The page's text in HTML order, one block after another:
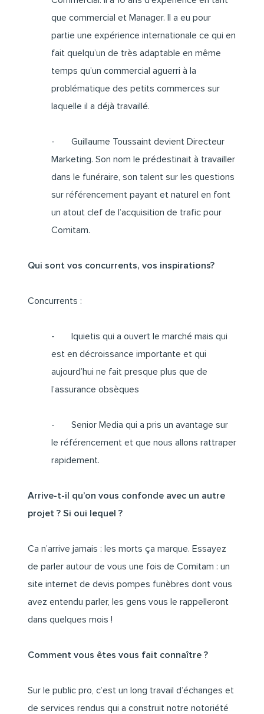
que commercial et Manager. Il a eu pour
partie une expérience internationale ce qui en
fait quelqu’un de très adaptable en même
temps qu’un commercial aguerri à la
problématique des petits commerces sur
laquelle il a déjà travaillé.
- Guillaume Toussaint devient Directeur
Marketing. Son nom le prédestinait à travailler
dans le funéraire, son talent sur les questions
sur référencement payant et naturel en font
un atout clef de l’acquisition de trafic pour
Comitam.
Qui sont vos concurrents, vos inspirations?
Concurrents :
- Iquietis qui a ouvert le marché mais qui
est en décroissance importante et qui
aujourd’hui ne fait presque plus que de
l’assurance obsèques
- Senior Media qui a pris un avantage sur
le référencement et que nous allons rattraper
rapidement.
Arrive-t-il qu’on vous confonde avec un autre
projet ? Si oui lequel ?
Ca n’arrive jamais : les morts ça marque. Essayez
de parler autour de vous une fois de Comitam : un
site internet de devis pompes funèbres dont vous
avez entendu parler, les gens vous le rappelleront
dans quelques mois !
Comment vous êtes vous fait connaître ?
Sur le public pro, c’est un long travail d’échanges et
de services rendus qui a construit notre notoriété